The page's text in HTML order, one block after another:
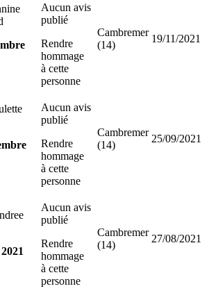
Aucun avis
publié
Rendre
hommage
à cette
personne
Cambremer
(14)
19/11/2021
Aucun avis
publié
Rendre
hommage
à cette
personne
Cambremer
(14)
25/09/2021
Aucun avis
publié
Rendre
hommage
à cette
personne
Cambremer
(14)
27/08/2021